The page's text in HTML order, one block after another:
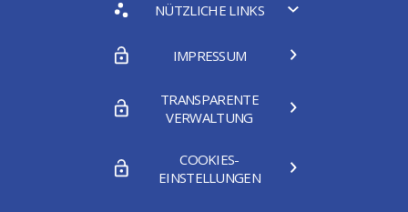
NÜTZLICHE LINKS
IMPRESSUM
TRANSPARENTE
VERWALTUNG
COOKIES-
EINSTELLUNGEN